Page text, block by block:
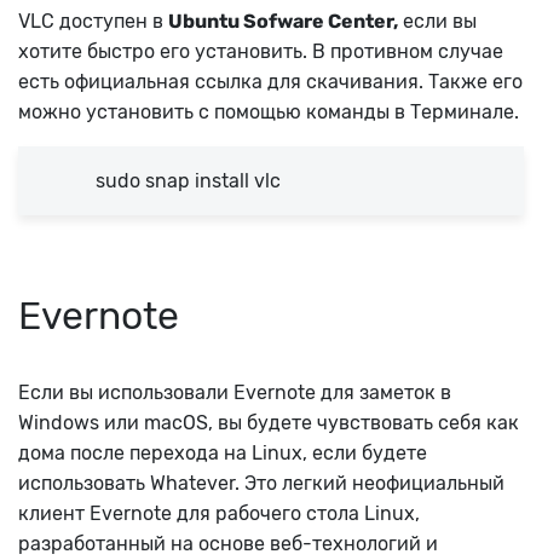
VLC доступен в Ubuntu Sofware Center, если вы
хотите быстро его установить. В противном случае
есть официальная ссылка для скачивания. Также его
можно установить с помощью команды в Терминале.
sudo snap install vlc
Evernote
Если вы использовали Evernote для заметок в
Windows или macOS, вы будете чувствовать себя как
дома после перехода на Linux, если будете
использовать Whatever. Это легкий неофициальный
клиент Evernote для рабочего стола Linux,
разработанный на основе веб-технологий и